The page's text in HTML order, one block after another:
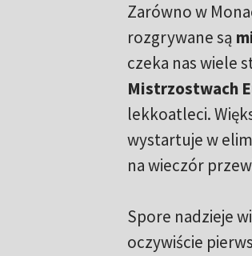
Zarówno w
rozgrywane są
czeka nas wiele
Mistrzostwach
lekkoatleci.
wystartuje w
na wieczór
Spore nadzieje
oczywiście